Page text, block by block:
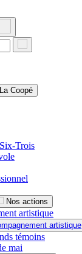
La Coopé
Trois
Nos actions
artistique
artistique
témoins
mai